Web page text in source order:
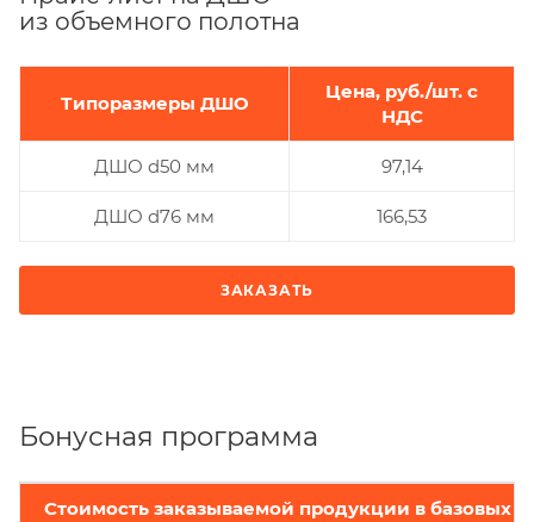
из объемного полотна
Типоразмеры ДШО
Цена, руб./шт. с
НДС
ДШО d50 мм 97,14
ДШО d76 мм 166,53
ЗАКАЗАТЬ
Бонусная программа
Стоимость заказываемой продукции в базовых